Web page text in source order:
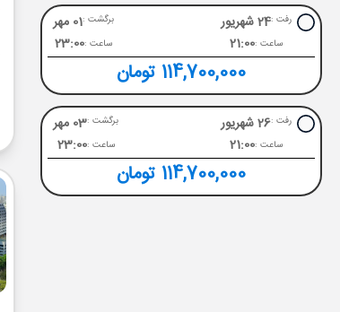
رفت :24 شهریور
ساعت :21:00
برگشت :01 مهر
ساعت :23:00
114,700,000 تومان
رفت :26 شهریور
ساعت :21:00
برگشت :03 مهر
ساعت :23:00
114,700,000 تومان